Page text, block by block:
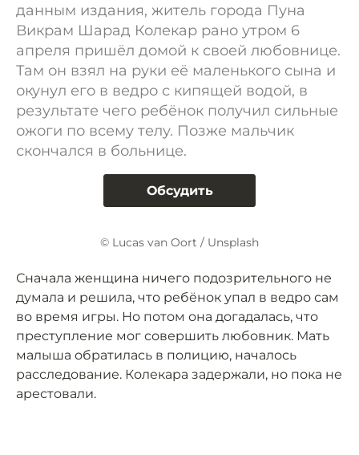
данным издания, житель города Пуна
Викрам Шарад Колекар рано утром 6
апреля пришёл домой к своей любовнице.
Там он взял на руки её маленького сына и
окунул его в ведро с кипящей водой, в
результате чего ребёнок получил сильные
ожоги по всему телу. Позже мальчик
скончался в больнице.
Обсудить
© Lucas van Oort / Unsplash
Сначала женщина ничего подозрительного не
думала и решила, что ребёнок упал в ведро сам
во время игры. Но потом она догадалась, что
преступление мог совершить любовник. Мать
малыша обратилась в полицию, началось
расследование. Колекара задержали, но пока не
арестовали.